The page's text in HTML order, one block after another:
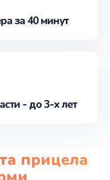
за 40 минут
- до 3-х лет
прицела